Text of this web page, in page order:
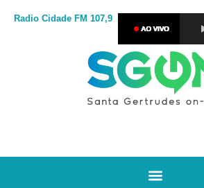
Radio Cidade FM 107,9